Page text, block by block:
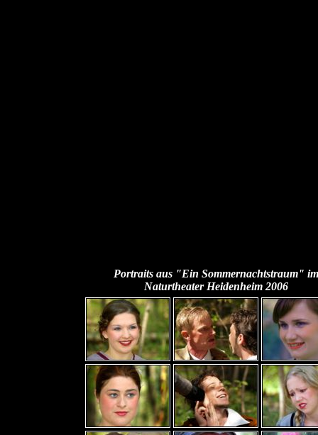
Portraits aus "Ein Sommernachtstraum" im
Naturtheater Heidenheim 2006